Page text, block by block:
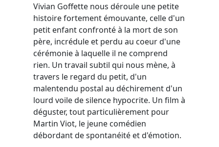
Vivian Goffette nous déroule une petite
histoire fortement émouvante, celle d'un
petit enfant confronté à la mort de son
père, incrédule et perdu au coeur d'une
cérémonie à laquelle il ne comprend
rien. Un travail subtil qui nous mène, à
travers le regard du petit, d'un
malentendu postal au déchirement d'un
lourd voile de silence hypocrite. Un film à
déguster, tout particulièrement pour
Martin Viot, le jeune comédien
débordant de spontanéité et d'émotion.